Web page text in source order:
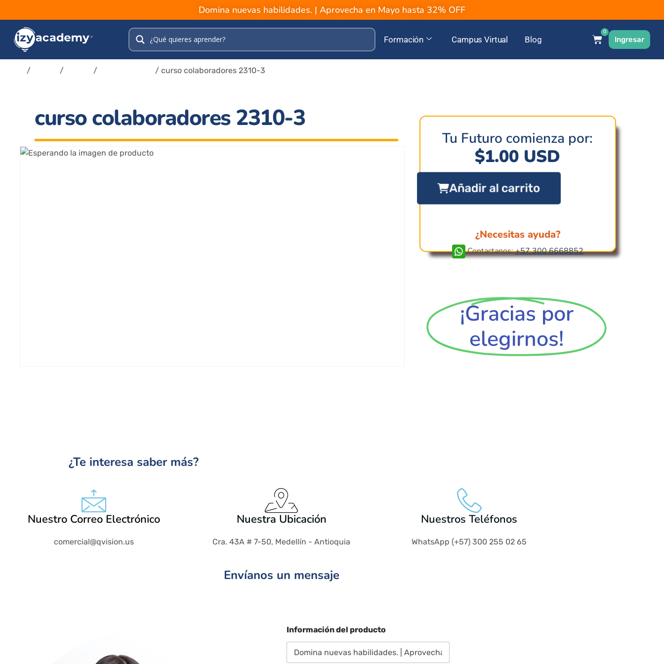
Domina nuevas habilidades. | Aprovecha en Mayo hasta 32% OFF
Formación Campus Virtual Blog
0
Ingresar
/ / / / curso colaboradores 2310-3
curso colaboradores 2310-3
Tu Futuro comienza por:
$1.00 USD
Añadir al carrito
¿Necesitas ayuda?
Contactanos:+57 300 6668852
¡Gracias por
elegirnos!
¿Te interesa saber más?
Nuestro Correo Electrónico
comercial@qvision.us
Nuestra Ubicación
Cra. 43A # 7-50, Medellín - Antioquia
Nuestros Teléfonos
WhatsApp (+57) 300 255 02 65
Envíanos un mensaje
Información del producto